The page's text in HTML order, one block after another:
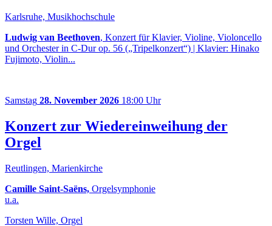
Karlsruhe, Musikhochschule
Ludwig van Beethoven, Konzert für Klavier, Violine, Violoncello
und Orchester in C-Dur op. 56 („Tripelkonzert“) | Klavier: Hinako
Fujimoto, Violin...
Samstag 28. November 2026 18:00 Uhr
Konzert zur Wiedereinweihung der
Orgel
Reutlingen, Marienkirche
Camille Saint-Saëns, Orgelsymphonie
u.a.
Torsten Wille, Orgel